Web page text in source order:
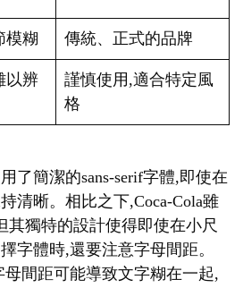
模糊 傳統、正式的品牌
以辨
謹慎使用,適合特定風
格
了簡潔的sans-serif字體,即使在
清晰。相比之下,Coca-Cola雖
其獨特的設計使得即使在小尺
字體時,還要注意字母間距。
間距可能導致文字糊在一起,